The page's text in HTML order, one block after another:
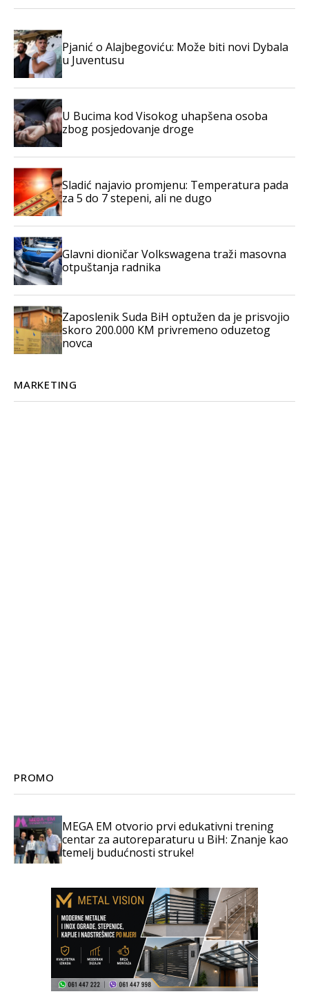
Pjanić o Alajbegoviću: Može biti novi Dybala
u Juventusu
U Bucima kod Visokog uhapšena osoba
zbog posjedovanje droge
Sladić najavio promjenu: Temperatura pada
za 5 do 7 stepeni, ali ne dugo
Glavni dioničar Volkswagena traži masovna
otpuštanja radnika
Zaposlenik Suda BiH optužen da je prisvojio
skoro 200.000 KM privremeno oduzetog
novca
MARKETING
PROMO
MEGA EM otvorio prvi edukativni trening
centar za autoreparaturu u BiH: Znanje kao
temelj budućnosti struke!